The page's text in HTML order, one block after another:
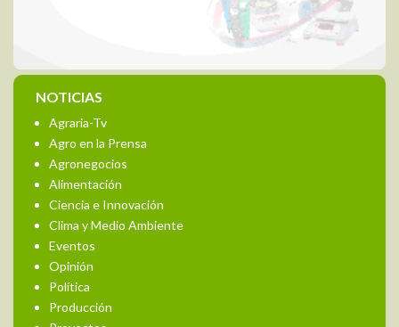
NOTICIAS
Agraria-Tv
Agro en la Prensa
Agronegocios
Alimentación
Ciencia e Innovación
Clima y Medio Ambiente
Eventos
Opinión
Política
Producción